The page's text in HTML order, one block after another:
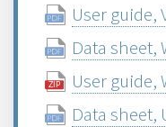
User guide,
Data sheet,
User guide,
Data sheet,